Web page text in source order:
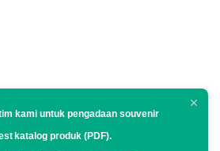
kami untuk pengadaan souvenir
katalog produk (PDF).